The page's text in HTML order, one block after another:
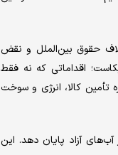
«این اقدامات خلاف حقوق بین‌الملل و نقض
اقداماتی که نه فقط
تأمین کالا، انرژی و سوخت
آزاد پایان دهد. این